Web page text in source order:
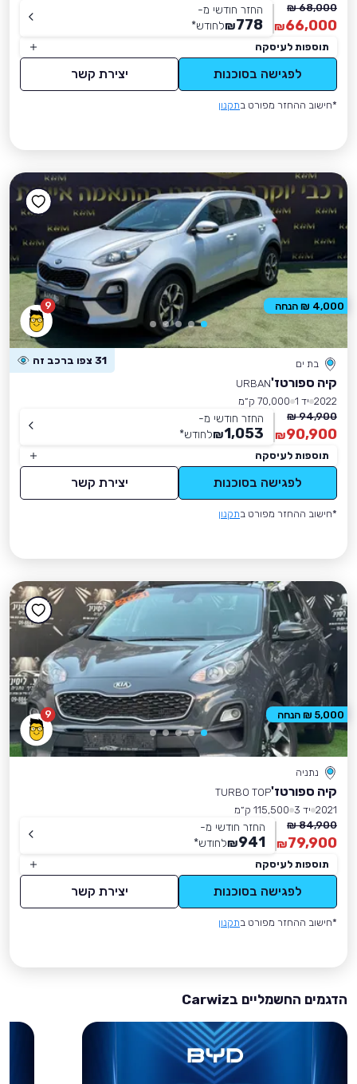
68,000 ₪
66,000
₪
החזר חודשי מ-
778
₪לחודש*
תוספות לעיסקה
לפגישה בסוכנות יצירת קשר
*חישוב ההחזר מפורט בתקנון
9
בת ים 31 צפו ברכב זה
קיה ספורטז'URBAN
2022 יד 1
70,000 ק״מ
94,900 ₪
90,900
₪
החזר חודשי מ-
1,053
₪לחודש*
תוספות לעיסקה
לפגישה בסוכנות יצירת קשר
*חישוב ההחזר מפורט בתקנון
4,000 ₪ הנחה
9
נתניה
קיה ספורטז'TURBO TOP
2021 יד 3
115,500 ק״מ
84,900 ₪
79,900
₪
החזר חודשי מ-
941
₪לחודש*
תוספות לעיסקה
לפגישה בסוכנות יצירת קשר
*חישוב ההחזר מפורט בתקנון
5,000 ₪ הנחה
הדגמים החשמליים בCarwiz